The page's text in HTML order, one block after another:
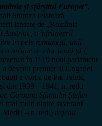
și sfârșitul Europei”,
Sturdza relatează
lansate de „România
Austriac, a înfrângerii
trupele românești, unii
o uniune a celor două țări,
în 1919 noul parlament
a devenit premier al Ungariei
e vorba de Pal Teleki,
din 1939 – 1941, n. red.)
Coroana Sfântului Ștefan
mai mulți dintre suveranii
Mediu – n. red.) regelui